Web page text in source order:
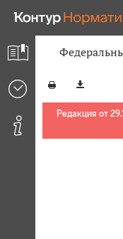
Редакция от